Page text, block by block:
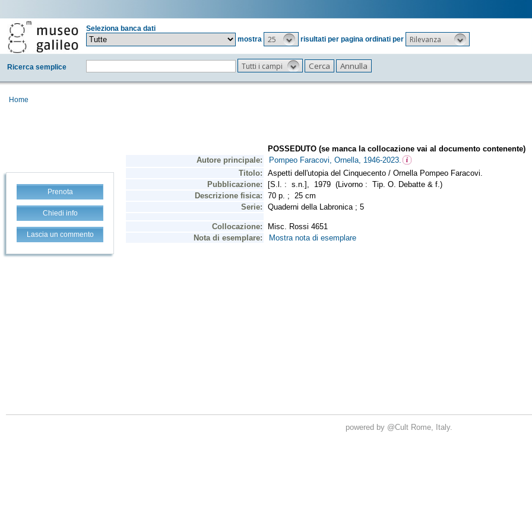
Seleziona banca dati
mostra
25 risultati per pagina ordinati per Rilevanza
Ricerca semplice Tutti i campi
Home
Prenota
Chiedi info
Lascia un commento
powered by @Cult Rome, Italy.